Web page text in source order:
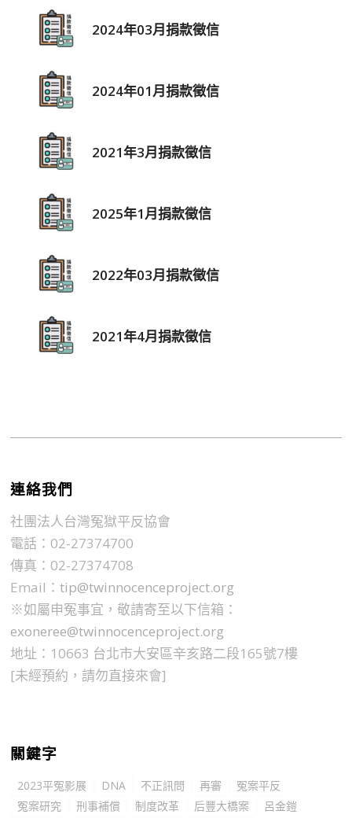
2024年03月捐款徵信
2024年01月捐款徵信
2021年3月捐款徵信
2025年1月捐款徵信
2022年03月捐款徵信
2021年4月捐款徵信
連絡我們
社團法人台灣冤獄平反協會
電話：02-27374700
傳真：02-27374708
Email：tip@twinnocenceproject.org
※如屬申冤事宜，敬請寄至以下信箱：
exoneree@twinnocenceproject.org
地址：10663 台北市大安區辛亥路二段165號7樓
[未經預約，請勿直接來會]
關鍵字
2023平冤影展 DNA 不正訊問 再審
冤案平反
冤案研究
刑事補償 制度改革 后豐大橋案 呂金鎧